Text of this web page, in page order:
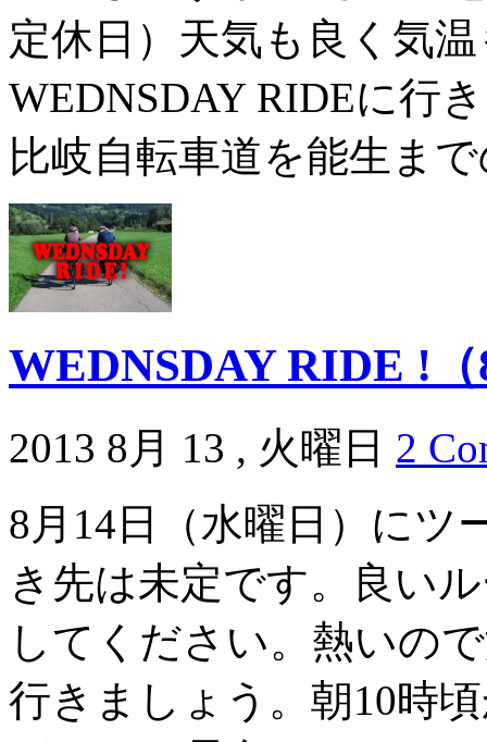
定休日）天気も良く気
WEDNSDAY RIDEに行
比岐自転車道を能生ま
WEDNSDAY RIDE !
2013 8月 13 , 火曜日 2
8月14日（水曜日）にツ
き先は未定です。良い
してください。熱いの
行きましょう。朝10時